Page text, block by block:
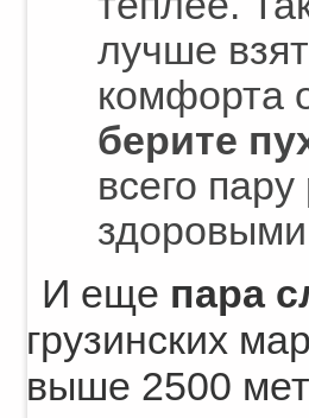
лучше
комфорта
берите
всего
И еще пара
грузинских
выше 2500